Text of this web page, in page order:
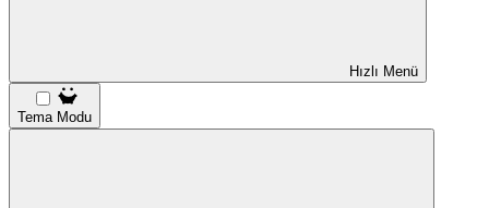
Hızlı Menü
Tema Modu